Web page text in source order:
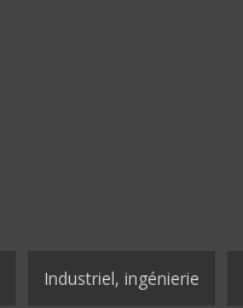
Industriel, ingénierie